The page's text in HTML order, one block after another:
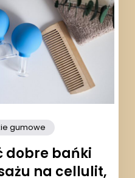
gumowe
dobre bańki
na cellulit,